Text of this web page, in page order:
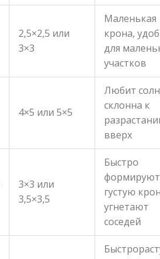
2,5×2,5 или
3×3
Маленькая
крона,
для
участков
4×5 или 5×5
Любит
склонна к
вверх
3×3 или
3,5×3,5
Быстро
формируют
густую
угнетают
соседей